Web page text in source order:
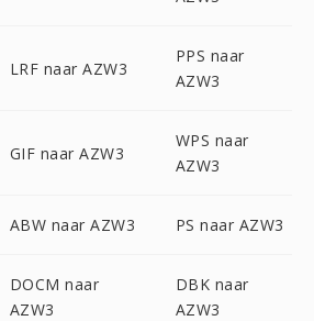
LRF naar AZW3
PPS naar
AZW3
GIF naar AZW3
WPS naar
AZW3
ABW naar AZW3 PS naar AZW3
DOCM naar
AZW3
DBK naar
AZW3